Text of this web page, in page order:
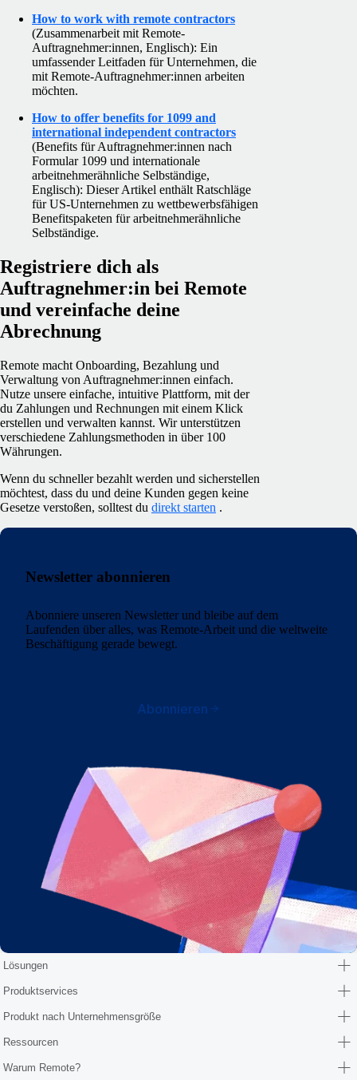
How to work with remote contractors
(Zusammenarbeit mit Remote-
Auftragnehmer:innen, Englisch): Ein
umfassender Leitfaden für Unternehmen, die
mit Remote-Auftragnehmer:innen arbeiten
möchten.
How to offer benefits for 1099 and
international independent contractors
(Benefits für Auftragnehmer:innen nach
Formular 1099 und internationale
arbeitnehmerähnliche Selbständige,
Englisch): Dieser Artikel enthält Ratschläge
für US-Unternehmen zu wettbewerbsfähigen
Benefitspaketen für arbeitnehmerähnliche
Selbständige.
Registriere dich als
Auftragnehmer:in bei Remote
und vereinfache deine
Abrechnung
Remote macht Onboarding, Bezahlung und
Verwaltung von Auftragnehmer:innen einfach.
Nutze unsere einfache, intuitive Plattform, mit der
du Zahlungen und Rechnungen mit einem Klick
erstellen und verwalten kannst. Wir unterstützen
verschiedene Zahlungsmethoden in über 100
Währungen.
Wenn du schneller bezahlt werden und sicherstellen
möchtest, dass du und deine Kunden gegen keine
Gesetze verstoßen, solltest du direkt starten .
Newsletter abonnieren
Abonniere unseren Newsletter und bleibe auf dem
Laufenden über alles, was Remote-Arbeit und die weltweite
Beschäftigung gerade bewegt.
Abonnieren
Lösungen
Produktservices
Produkt nach Unternehmensgröße
Ressourcen
Warum Remote?